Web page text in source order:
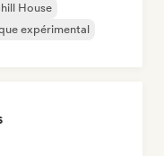
House
expérimental